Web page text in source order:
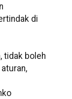
di
tidak boleh